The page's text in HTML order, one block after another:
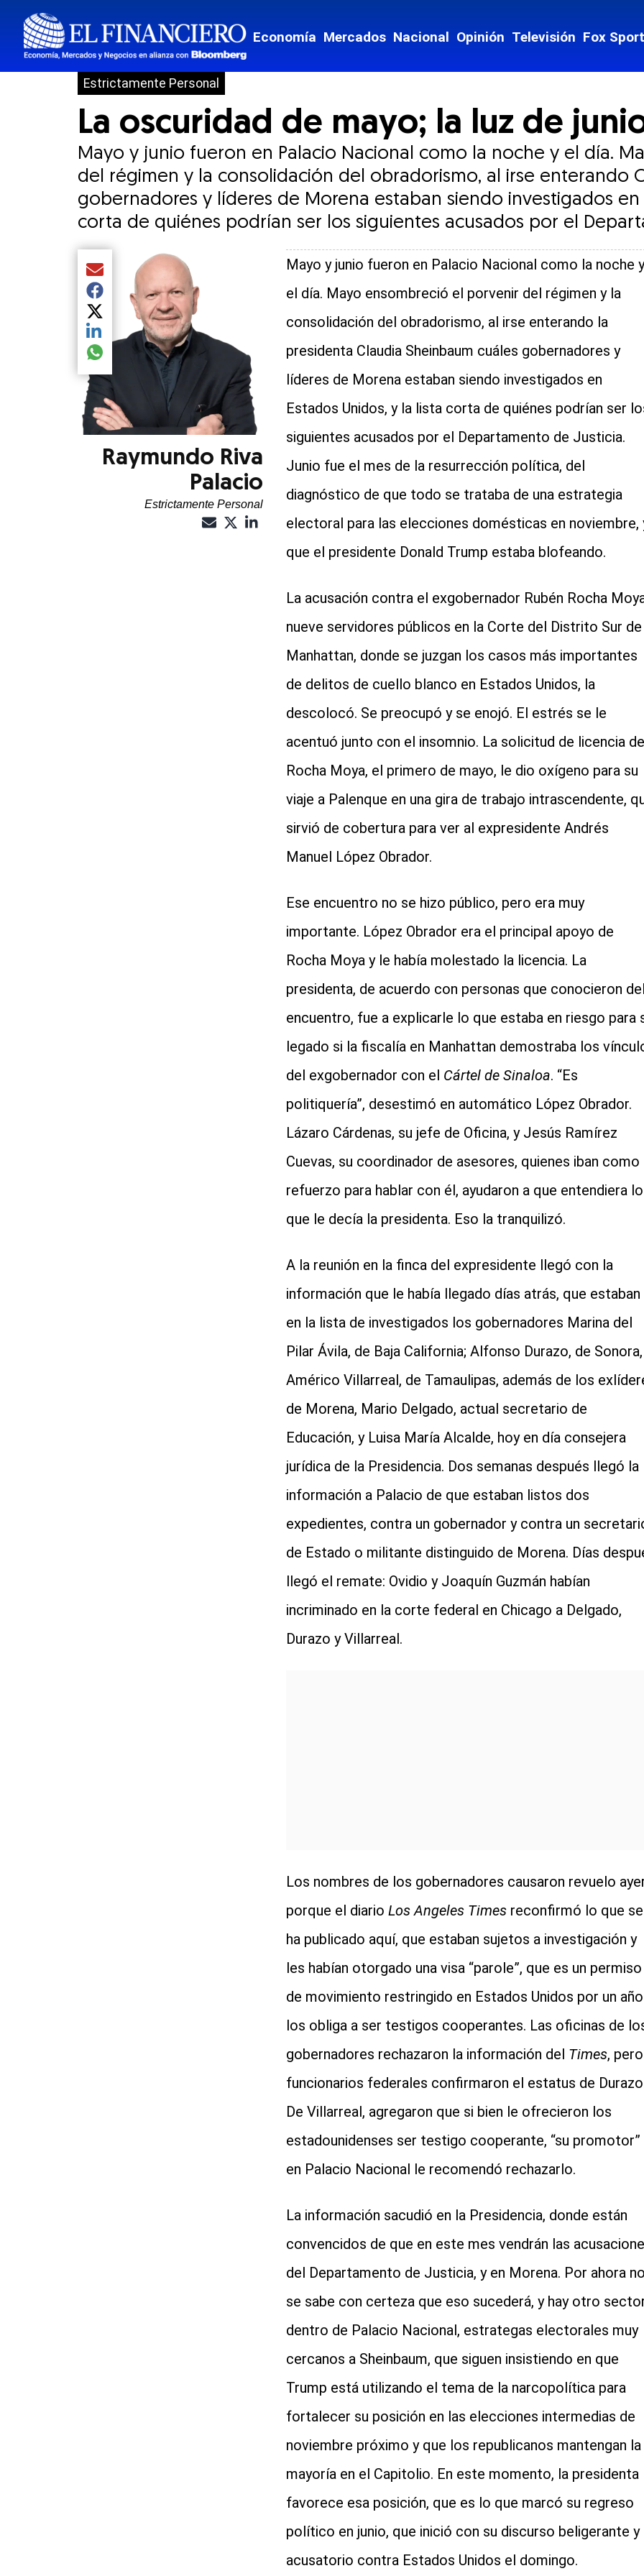
Economía Mercados Nacional Opinión Televisión Fox
Estrictamente Personal
La oscuridad de mayo; la luz de
Mayo y junio fueron en Palacio Nacional como la noche y el día.
del régimen y la consolidación del obradorismo, al irse enterando
gobernadores y líderes de Morena estaban siendo investigados en
corta de quiénes podrían ser los siguientes acusados por el
Compartir el artículo actual mediante Email
Compartir el artículo actual mediante Facebook
Compartir el artículo actual mediante Twitter
Compartir el artículo actual mediante LinkedIn
Compartir el artículo actual mediante global.social-whatsapp
Raymundo Riva
Palacio
Estrictamente Personal
Mayo y junio fueron en Palacio Nacional como la noche y
el día. Mayo ensombreció el porvenir del régimen y la
consolidación del obradorismo, al irse enterando la
presidenta Claudia Sheinbaum cuáles gobernadores y
líderes de Morena estaban siendo investigados en
Estados Unidos, y la lista corta de quiénes podrían ser
siguientes acusados por el Departamento de Justicia.
Junio fue el mes de la resurrección política, del
diagnóstico de que todo se trataba de una estrategia
electoral para las elecciones domésticas en noviembre,
que el presidente Donald Trump estaba blofeando.
La acusación contra el exgobernador Rubén Rocha
nueve servidores públicos en la Corte del Distrito Sur de
Manhattan, donde se juzgan los casos más importantes
de delitos de cuello blanco en Estados Unidos, la
descolocó. Se preocupó y se enojó. El estrés se le
acentuó junto con el insomnio. La solicitud de licencia de
Rocha Moya, el primero de mayo, le dio oxígeno para su
viaje a Palenque en una gira de trabajo intrascendente,
sirvió de cobertura para ver al expresidente Andrés
Manuel López Obrador.
Ese encuentro no se hizo público, pero era muy
importante. López Obrador era el principal apoyo de
Rocha Moya y le había molestado la licencia. La
presidenta, de acuerdo con personas que conocieron
encuentro, fue a explicarle lo que estaba en riesgo para
legado si la fiscalía en Manhattan demostraba los
del exgobernador con el Cártel de Sinaloa. “Es
politiquería”, desestimó en automático López Obrador.
Lázaro Cárdenas, su jefe de Oficina, y Jesús Ramírez
Cuevas, su coordinador de asesores, quienes iban como
refuerzo para hablar con él, ayudaron a que entendiera lo
que le decía la presidenta. Eso la tranquilizó.
A la reunión en la finca del expresidente llegó con la
información que le había llegado días atrás, que estaban
en la lista de investigados los gobernadores Marina del
Pilar Ávila, de Baja California; Alfonso Durazo, de
Américo Villarreal, de Tamaulipas, además de los
de Morena, Mario Delgado, actual secretario de
Educación, y Luisa María Alcalde, hoy en día consejera
jurídica de la Presidencia. Dos semanas después llegó la
información a Palacio de que estaban listos dos
expedientes, contra un gobernador y contra un
de Estado o militante distinguido de Morena. Días
llegó el remate: Ovidio y Joaquín Guzmán habían
incriminado en la corte federal en Chicago a Delgado,
Durazo y Villarreal.
Los nombres de los gobernadores causaron revuelo
porque el diario Los Angeles Timesreconfirmó lo que se
ha publicado aquí, que estaban sujetos a investigación y
les habían otorgado una visa “parole”, que es un permiso
de movimiento restringido en Estados Unidos por un
los obliga a ser testigos cooperantes. Las oficinas de
gobernadores rechazaron la información del Times, pero
funcionarios federales confirmaron el estatus de
De Villarreal, agregaron que si bien le ofrecieron los
estadounidenses ser testigo cooperante, “su promotor”
en Palacio Nacional le recomendó rechazarlo.
La información sacudió en la Presidencia, donde están
convencidos de que en este mes vendrán las
del Departamento de Justicia, y en Morena. Por ahora
se sabe con certeza que eso sucederá, y hay otro
dentro de Palacio Nacional, estrategas electorales muy
cercanos a Sheinbaum, que siguen insistiendo en que
Trump está utilizando el tema de la narcopolítica para
fortalecer su posición en las elecciones intermedias de
noviembre próximo y que los republicanos mantengan la
mayoría en el Capitolio. En este momento, la presidenta
favorece esa posición, que es lo que marcó su regreso
político en junio, que inició con su discurso beligerante y
acusatorio contra Estados Unidos el domingo.